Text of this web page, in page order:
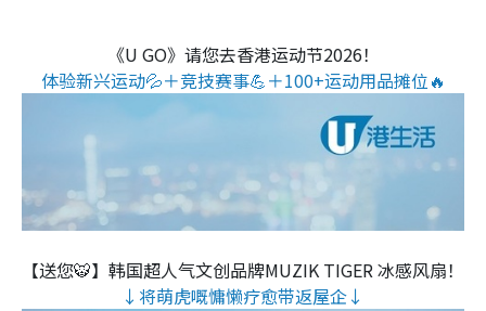
《U GO》请您去香港运动节2026！
体验新兴运动💦＋竞技赛事💪＋100+运动用品摊位🔥
【送您🐯】韩国超人气文创品牌MUZIK TIGER 冰感风扇！
↓将萌虎嘅慵懒疗愈带返屋企↓